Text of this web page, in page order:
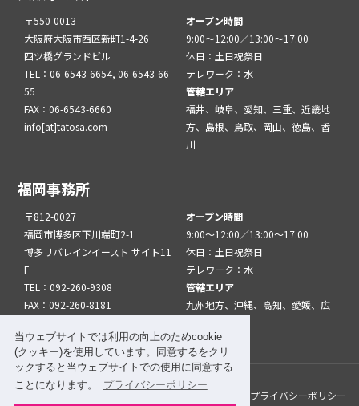
当ウェブサイトでは利用の向上のためcookie
(クッキー)を使用しています。同意するをクリ
ックすると当ウェブサイトでの使用に同意する
ことになります。
プライバシーポリシー
〒550-0013
大阪府大阪市西区新町1-4-26
四ツ橋グランドビル
TEL：06-6543-6654, 06-6543-66
55
FAX：06-6543-6660
info[at]tatosa.com
オープン時間
9:00～12:00／13:00～17:00
休日：土日祝祭日
テレワーク：水
管轄エリア
福井、岐阜、愛知、三重、近畿地
方、島根、鳥取、岡山、徳島、香
川
福岡事務所
〒812-0027
福岡市博多区下川端町2-1
博多リバレインイースト サイト11
F
TEL：092-260-9308
FAX：092-260-8181
オープン時間
9:00～12:00／13:00～17:00
休日：土日祝祭日
テレワーク：水
管轄エリア
九州地方、沖縄、高知、愛媛、広
このサイトについて プライバシーポリシー